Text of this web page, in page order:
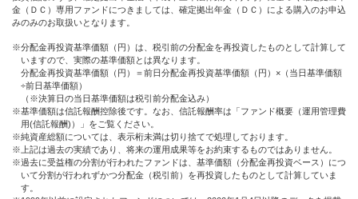
金（ＤＣ）専用ファンドにつきましては、確定拠出年金（ＤＣ）による購入のお申込
みのみのお取扱いとなります。
※分配金再投資基準価額（円）は、税引前の分配金を再投資したものとして計算して
いますので、実際の基準価額とは異なります。
分配金再投資基準価額（円）＝前日分配金再投資基準価額（円）×（当日基準価額
÷前日基準価額）
（※決算日の当日基準価額は税引前分配金込み）
※基準価額は信託報酬控除後です。なお、信託報酬率は「ファンド概要（運用管理費
用(信託報酬)）」をご覧ください。
※純資産総額については、表示桁未満は切り捨てで処理しております。
※上記は過去の実績であり、将来の運用成果等をお約束するものではありません。
※過去に受益権の分割が行われたファンドは、基準価額（分配金再投資ベース）につ
いて分割が行われずかつ分配金（税引前）を再投資したものとして計算していま
す。